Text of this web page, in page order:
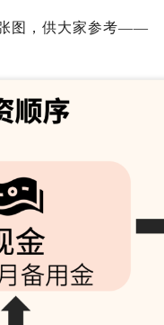
图，供大家参考——